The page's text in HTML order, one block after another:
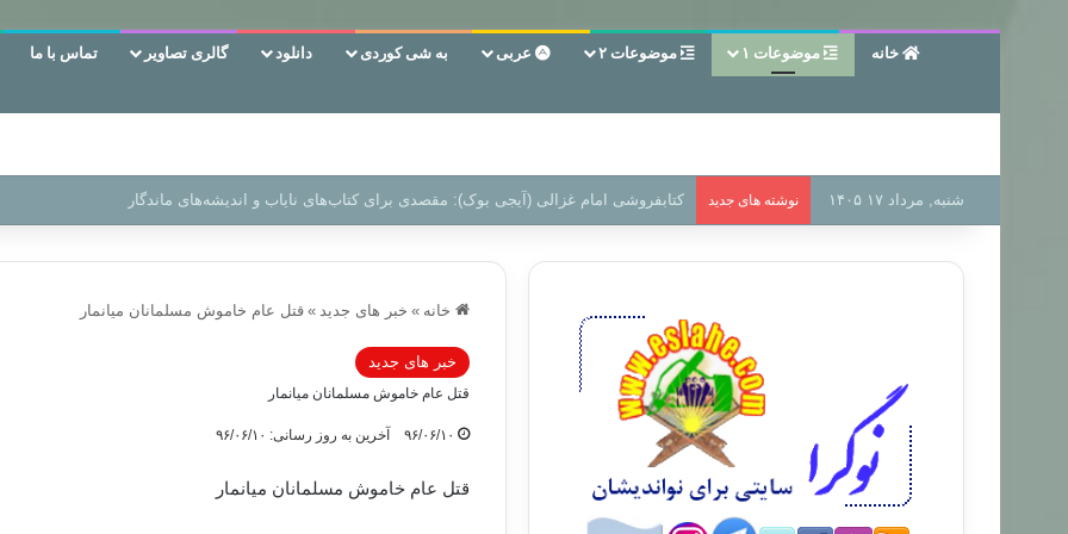
خانه موضوعات ۱ موضوعات ۲ عربی به شی کوردی دانلود گالری تصاویر تماس با ما
شنبه, مرداد ۱۷ ۱۴۰۵ نوشته های جدید سر دفتر فساد در زمین‌، دوری وکناره‌گیری از راه خداست‌!
خانه » خبر های جدید » قتل عام خاموش مسلمانان میانمار
خبر های جدید
قتل عام خاموش مسلمانان میانمار
۹۶/۰۶/۱۰ آخرین به روز رسانی: ۹۶/۰۶/۱۰
قتل عام خاموش مسلمانان میانمار